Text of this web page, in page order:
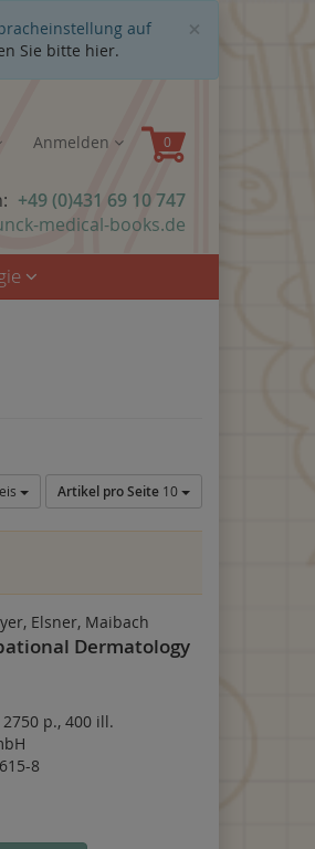
×
auf
Sie bitte hier.
Anmelden
+49 (0)431 69 10 747
medical-books.de
Artikel pro Seite 10
Elsner, Maibach
Dermatology
2750 p., 400 ill.
8